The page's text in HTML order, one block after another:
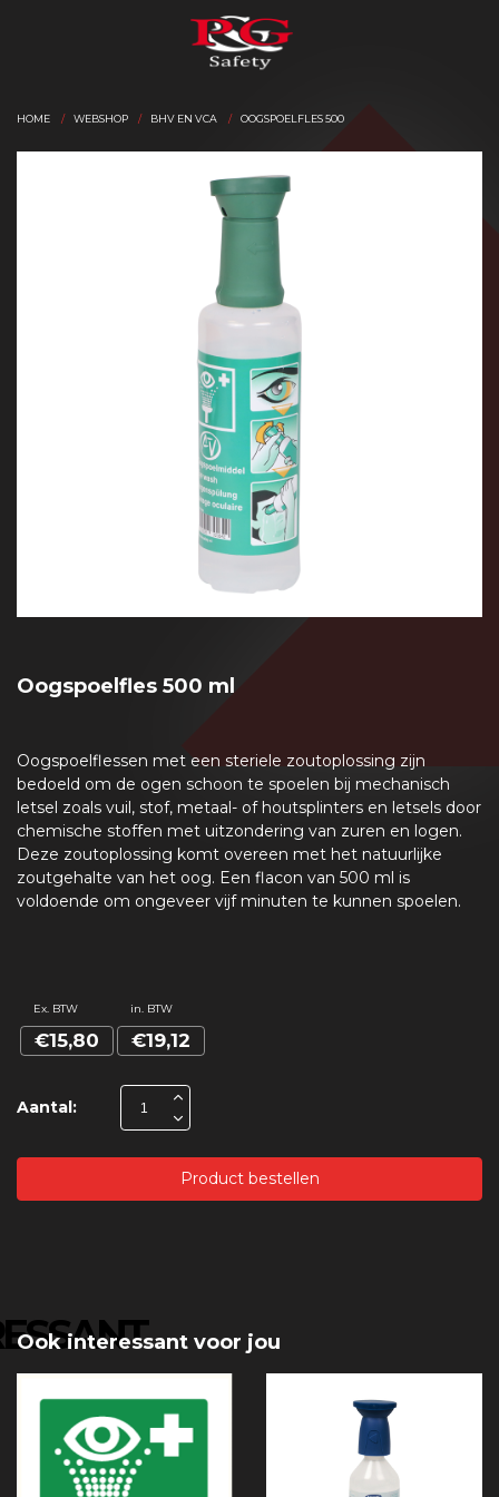
HOME WEBSHOP BHV EN VCA OOGSPOELFLES 500
Oogspoelfles 500 ml
Oogspoelflessen met een steriele zoutoplossing zijn
bedoeld om de ogen schoon te spoelen bij mechanisch
letsel zoals vuil, stof, metaal- of houtsplinters en letsels door
chemische stoffen met uitzondering van zuren en logen.
Deze zoutoplossing komt overeen met het natuurlijke
zoutgehalte van het oog. Een flacon van 500 ml is
voldoende om ongeveer vijf minuten te kunnen spoelen.
Aantal:
Ex. BTW in. BTW
€15,80 €19,12
Product bestellen
Ook interessant voor jou